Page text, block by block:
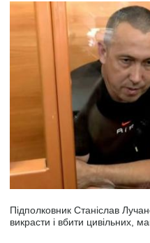
Підполковник Станіслав
викрасти і вбити цивільних,